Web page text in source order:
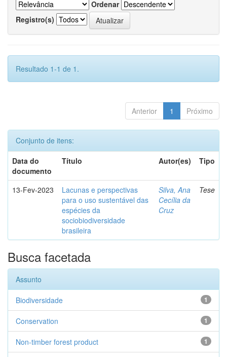
Ordenar
Registro(s)
Resultado 1-1 de 1.
Anterior 1 Próximo
Conjunto de itens:
Data do
documento
Título Autor(es) Tipo
13-Fev-2023
Lacunas e perspectivas
para o uso sustentável das
espécies da
sociobiodiversidade
brasileira
Silva, Ana
Cecília da
Cruz
Tese
Busca facetada
Assunto
1
Biodiversidade
1
Conservation
1
Non-timber forest product